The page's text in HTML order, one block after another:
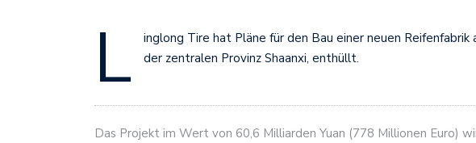
L
inglong Tire hat Pläne für den Bau einer neuen Reifenfabrik
der zentralen Provinz Shaanxi, enthüllt.
Das Projekt im Wert von 60,6 Milliarden Yuan (778 Millionen Euro)